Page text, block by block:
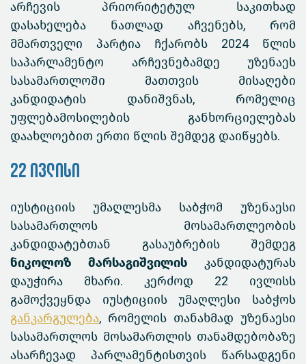
არჩევის პრიორიტეტულ საკითხად
დასახელება ნათლად აჩვენებს, რომ
მმართველი პარტია ჩქარობს 2024 წლის
საპარლამენტო არჩევნებამდე უზენაეს
სასამართლოში მათთვის მისაღები
კანდიდატის დანიშვნას, რომელიც
უფლებამოსილების განხორციელებას
დაახლოებით ერთი წლის შემდეგ დაიწყებს.
22 ივლისი
იუსტიციის უმაღლესმა საბჭომ უზენაესი
სასამართლოს მოსამართლეობის
კანდიდატებთან გასაუბრების შემდეგ
ნიკოლოზ მარსაგიშვილისკანდიდატურას
დაუჭირა მხარი. კერძოდ 22 ივლისს
გამოქვეყნდა იუსტიციის უმაღლესი საბჭოს
განკარგულება, რომელის თანახმად უზენაესი
სასამართლოს მოსამართლის თანამდებობაზე
ასარჩევად პარლამენტისთვის წარსადგენი